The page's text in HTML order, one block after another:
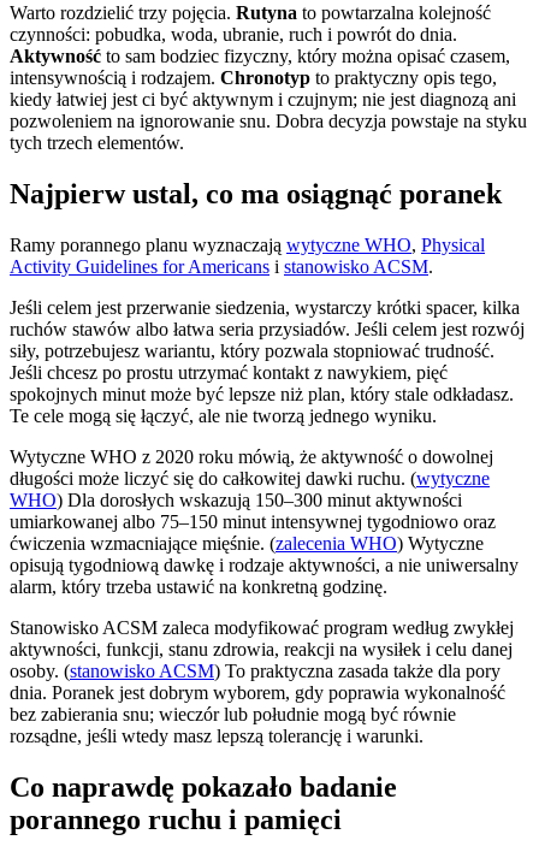
Warto rozdzielić trzy pojęcia. Rutyna to powtarzalna kolejność
czynności: pobudka, woda, ubranie, ruch i powrót do dnia.
Aktywność to sam bodziec fizyczny, który można opisać czasem,
intensywnością i rodzajem. Chronotyp to praktyczny opis tego,
kiedy łatwiej jest ci być aktywnym i czujnym; nie jest diagnozą ani
pozwoleniem na ignorowanie snu. Dobra decyzja powstaje na styku
tych trzech elementów.
Najpierw ustal, co ma osiągnąć poranek
Ramy porannego planu wyznaczają wytyczne WHO, Physical
Activity Guidelines for Americans i stanowisko ACSM.
Jeśli celem jest przerwanie siedzenia, wystarczy krótki spacer, kilka
ruchów stawów albo łatwa seria przysiadów. Jeśli celem jest rozwój
siły, potrzebujesz wariantu, który pozwala stopniować trudność.
Jeśli chcesz po prostu utrzymać kontakt z nawykiem, pięć
spokojnych minut może być lepsze niż plan, który stale odkładasz.
Te cele mogą się łączyć, ale nie tworzą jednego wyniku.
Wytyczne WHO z 2020 roku mówią, że aktywność o dowolnej
długości może liczyć się do całkowitej dawki ruchu. (wytyczne
WHO) Dla dorosłych wskazują 150–300 minut aktywności
umiarkowanej albo 75–150 minut intensywnej tygodniowo oraz
ćwiczenia wzmacniające mięśnie. (zalecenia WHO) Wytyczne
opisują tygodniową dawkę i rodzaje aktywności, a nie uniwersalny
alarm, który trzeba ustawić na konkretną godzinę.
Stanowisko ACSM zaleca modyfikować program według zwykłej
aktywności, funkcji, stanu zdrowia, reakcji na wysiłek i celu danej
osoby. (stanowisko ACSM) To praktyczna zasada także dla pory
dnia. Poranek jest dobrym wyborem, gdy poprawia wykonalność
bez zabierania snu; wieczór lub południe mogą być równie
rozsądne, jeśli wtedy masz lepszą tolerancję i warunki.
Co naprawdę pokazało badanie
porannego ruchu i pamięci